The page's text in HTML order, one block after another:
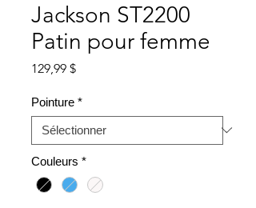
Jackson ST2200
Patin pour femme
129,99 $Prix
Pointure *
Couleurs *